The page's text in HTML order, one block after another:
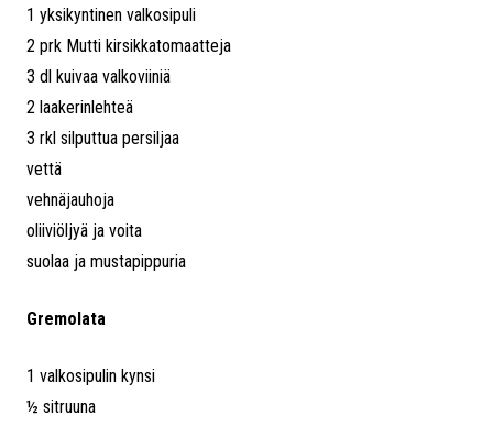
1 yksikyntinen valkosipuli
2 prk Mutti kirsikkatomaatteja
3 dl kuivaa valkoviiniä
2 laakerinlehteä
3 rkl silputtua persiljaa
vettä
vehnäjauhoja
oliiviöljyä ja voita
suolaa ja mustapippuria
Gremolata
1 valkosipulin kynsi
½ sitruuna